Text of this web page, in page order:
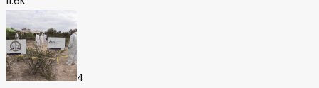
4